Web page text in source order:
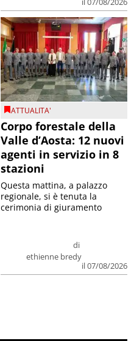
ATTUALITA'
Corpo forestale della
Valle d’Aosta: 12 nuovi
agenti in servizio in 8
stazioni
di
ethienne bredy
il 07/08/2026
Questa mattina, a palazzo
regionale, si è tenuta la
cerimonia di giuramento